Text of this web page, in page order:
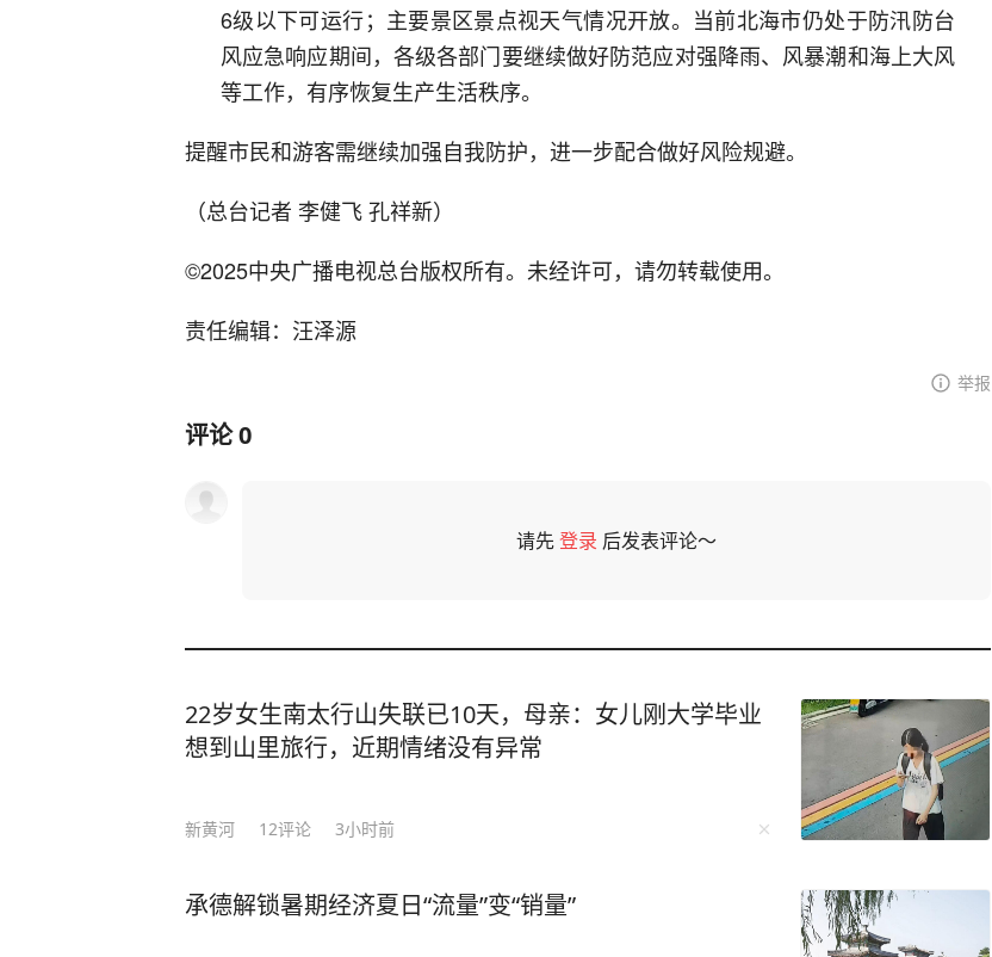
6级以下可运行；主要景区景点视天气情况开放。当前北海市仍处于防汛防台
风应急响应期间，各级各部门要继续做好防范应对强降雨、风暴潮和海上大风
等工作，有序恢复生产生活秩序。
提醒市民和游客需继续加强自我防护，进一步配合做好风险规避。
（总台记者 李健飞 孔祥新）
©2025中央广播电视总台版权所有。未经许可，请勿转载使用。
责任编辑：汪泽源
举报
评论0
请先登录 后发表评论～
22岁女生南太行山失联已10天，母亲：女儿刚大学毕业
想到山里旅行，近期情绪没有异常
新黄河 12评论 3小时前
承德解锁暑期经济夏日“流量”变“销量”